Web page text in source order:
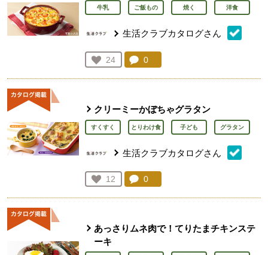
牛乳 ご飯もの 焼く 洋食
生活クラブカタログさん
お気に入り登録：
24
人が登録
コメント：
0
クリーミーかぼちゃグラタン
すくすく とりわけ食 子ども グラタン
生活クラブカタログさん
お気に入り登録：
12
人が登録
コメント：
0
あっさりムネ肉で！てりたまチキンステ
ーキ